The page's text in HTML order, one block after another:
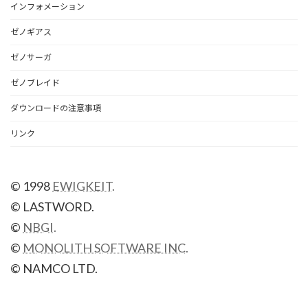
インフォメーション
ゼノギアス
ゼノサーガ
ゼノブレイド
ダウンロードの注意事項
リンク
© 1998 EWIGKEIT.
© LASTWORD.
© NBGI.
© MONOLITH SOFTWARE INC.
© NAMCO LTD.